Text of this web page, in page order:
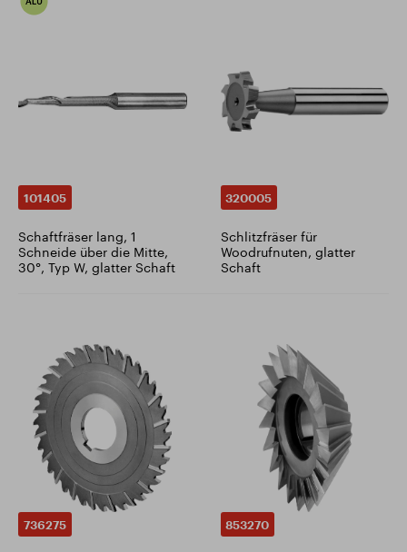
101405
Schaftfräser lang, 1
Schneide über die Mitte,
30°, Typ W, glatter Schaft
320005
Schlitzfräser für
Woodrufnuten, glatter
Schaft
736275 853270